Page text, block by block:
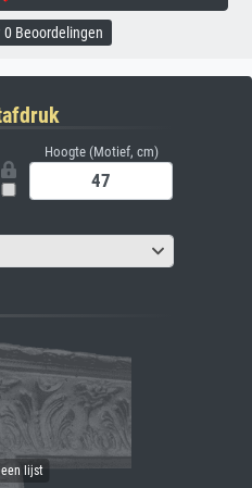
0 Beoordelingen
Hoogte (Motief, cm)